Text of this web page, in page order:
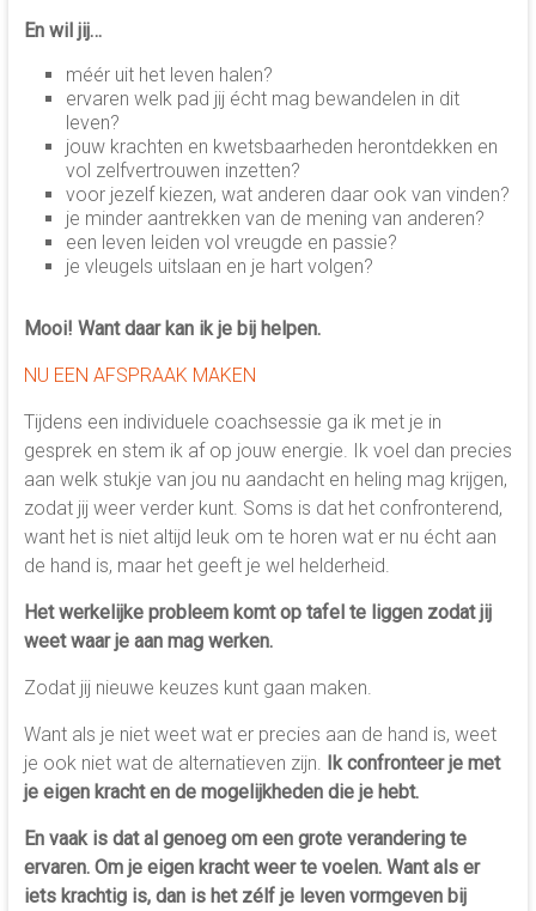
En wil jij…
méér uit het leven halen?
ervaren welk pad jij écht mag bewandelen in dit
leven?
jouw krachten en kwetsbaarheden herontdekken en
vol zelfvertrouwen inzetten?
voor jezelf kiezen, wat anderen daar ook van vinden?
je minder aantrekken van de mening van anderen?
een leven leiden vol vreugde en passie?
je vleugels uitslaan en je hart volgen?
Mooi! Want daar kan ik je bij helpen.
NU EEN AFSPRAAK MAKEN
Tijdens een individuele coachsessie ga ik met je in
gesprek en stem ik af op jouw energie. Ik voel dan precies
aan welk stukje van jou nu aandacht en heling mag krijgen,
zodat jij weer verder kunt. Soms is dat het confronterend,
want het is niet altijd leuk om te horen wat er nu écht aan
de hand is, maar het geeft je wel helderheid.
Het werkelijke probleem komt op tafel te liggen zodat jij
weet waar je aan mag werken.
Zodat jij nieuwe keuzes kunt gaan maken.
Want als je niet weet wat er precies aan de hand is, weet
je ook niet wat de alternatieven zijn.
Ik confronteer je met
je eigen kracht en de mogelijkheden die je hebt.
En vaak is dat al genoeg om een grote verandering te
ervaren. Om je eigen kracht weer te voelen. Want als er
iets krachtig is, dan is het zélf je leven vormgeven bij